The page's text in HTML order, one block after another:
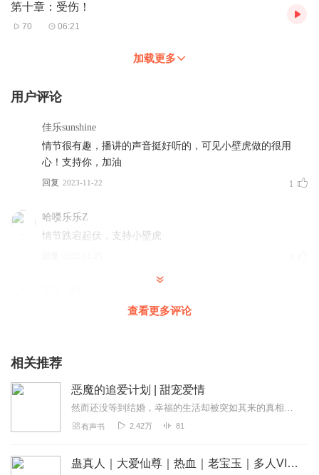
第十章：受伤！
70 06:21
加载更多
用户评论
佳乐sunshine
情节很有趣，播讲的声音挺好听的，可见小壁虎做的很用
心！支持你，加油
回复 2023-11-22 1
哈喽乐乐Z
情节跌宕起伏，支持小壁虎
搬来我的小板凳，支持！查看更多评论
相关推荐
恶魔的追爱计划 | 甜宠爱情
然而还没等到结婚，幸福的生活却被突如其来的真相打破。
有声书 2.42万 81
蛊真人｜大爱仙尊｜热血｜老宝玉｜多人VIP免费有声剧